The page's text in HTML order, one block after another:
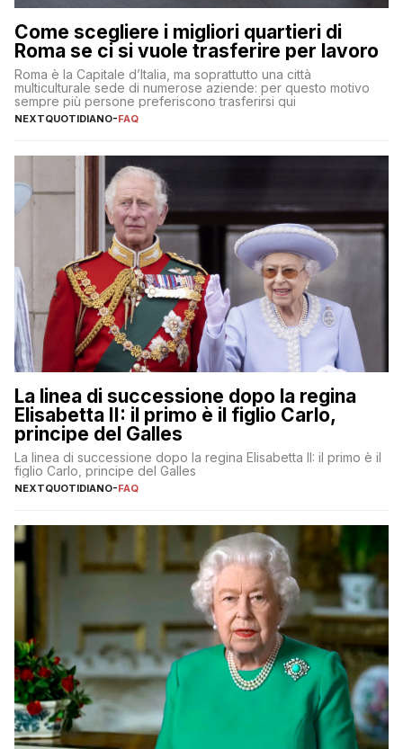
Come scegliere i migliori quartieri di
Roma se ci si vuole trasferire per lavoro
Roma è la Capitale d’Italia, ma soprattutto una città
multiculturale sede di numerose aziende: per questo motivo
sempre più persone preferiscono trasferirsi qui
NEXTQUOTIDIANO-FAQ
La linea di successione dopo la regina
Elisabetta II: il primo è il figlio Carlo,
principe del Galles
La linea di successione dopo la regina Elisabetta II: il primo è il
figlio Carlo, principe del Galles
NEXTQUOTIDIANO-FAQ